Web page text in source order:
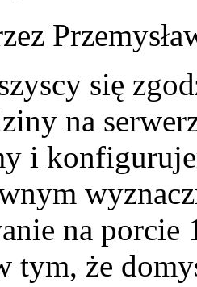
się
na
i
na
tym, że